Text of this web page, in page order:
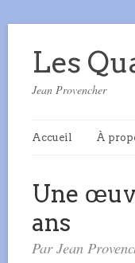
Les
Jean Provencher
Accueil À
Une
ans
Par Jean